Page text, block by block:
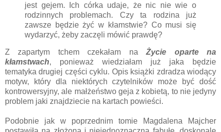
jest gejem. Ich córka udaje, że nic nie wie o
rodzinnych problemach. Czy ta rodzina już
zawsze będzie żyć w kłamstwie? Co musi się
wydarzyć, żeby zaczęli mówić prawdę?
Z zapartym tchem czekałam naŻycie oparte na
kłamstwach, ponieważ wiedziałam już jaka będzie
tematyka drugiej części cyklu. Opis książki zdradza wiodący
motyw, który dla niektórych czytelników może być dość
kontrowersyjny, ale małżeństwo geja z kobietą, to nie jedyny
problem jaki znajdziecie na kartach powieści.
Podobnie jak w poprzednim tomie Magdalena Majcher